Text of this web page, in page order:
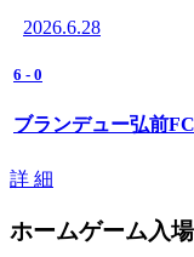
2026.6.28
6 - 0
ブランデュー弘前
詳 細
ホームゲーム入